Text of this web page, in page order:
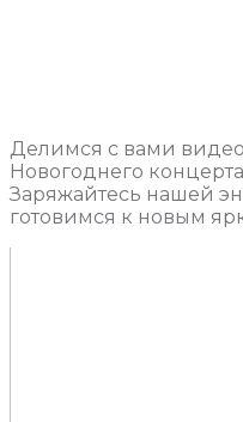
Делимся с вами
Новогоднего
Заряжайтесь нашей
готовимся к новым